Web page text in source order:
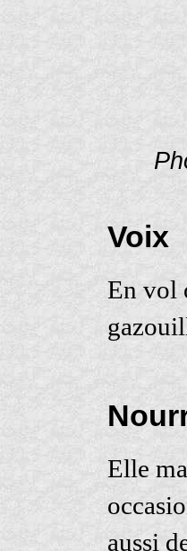
Voix
En vol
Elle
aussi